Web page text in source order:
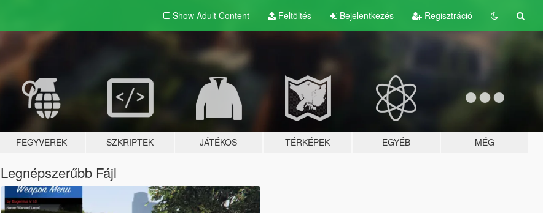
Show Adult Content Feltöltés Bejelentkezés Regisztráció
FEGYVEREK SZKRIPTEK JÁTÉKOS TÉRKÉPEK EGYÉB MÉG
Legnépszerűbb Fájl